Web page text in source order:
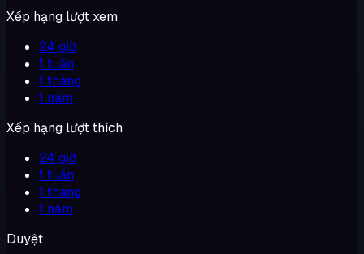
Xếp hạng lượt xem
24 giờ
1 tuần
1 tháng
1 năm
Xếp hạng lượt thích
24 giờ
1 tuần
1 tháng
1 năm
Duyệt